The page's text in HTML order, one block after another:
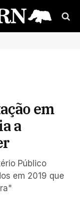
em
a
Público
em 2019 que